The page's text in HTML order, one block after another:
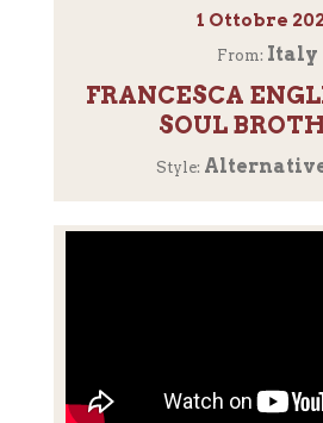
1 Ottobre
From: Italy
FRANCESCA
SOUL
Style: